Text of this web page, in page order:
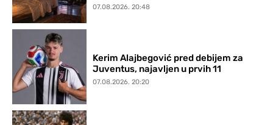
07.08.2026. 20:48
Kerim Alajbegović pred debijem za
Juventus, najavljen u prvih 11
07.08.2026. 20:20